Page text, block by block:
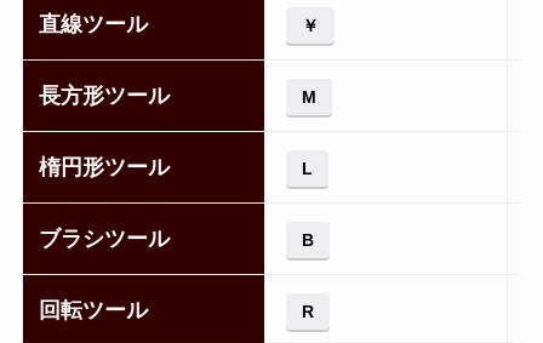
直線ツール ￥
長方形ツール M
楕円形ツール L
ブラシツール B
回転ツール R